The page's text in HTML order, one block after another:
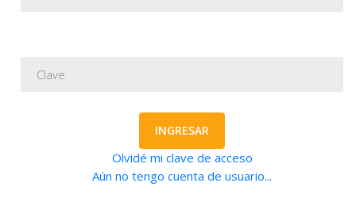
INGRESAR
Olvidé mi clave de acceso
Aún no tengo cuenta de usuario...